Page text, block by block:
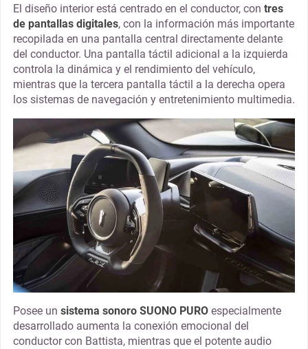
El diseño interior está centrado en el conductor, con tres
de pantallas digitales, con la información más importante
recopilada en una pantalla central directamente delante
del conductor. Una pantalla táctil adicional a la izquierda
controla la dinámica y el rendimiento del vehículo,
mientras que la tercera pantalla táctil a la derecha opera
los sistemas de navegación y entretenimiento multimedia.
Posee un sistema sonoro SUONO PUROespecialmente
desarrollado aumenta la conexión emocional del
conductor con Battista, mientras que el potente audio